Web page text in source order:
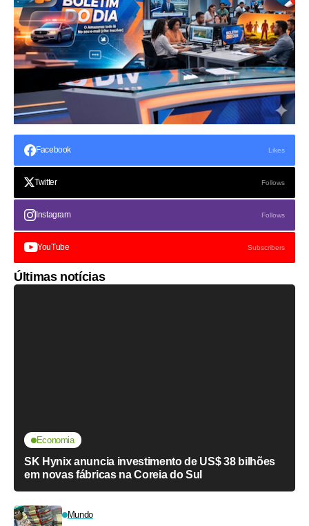
Facebook Likes
Twitter Follows
Instagram Follows
YouTube Subscribers
Últimas notícias
Economia
SK Hynix anuncia investimento de US$ 38 bilhões
em novas fábricas na Coreia do Sul
Mundo